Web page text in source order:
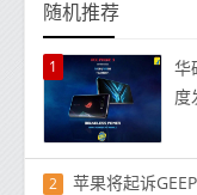
随机推荐
1
华
度
2 苹果将起诉